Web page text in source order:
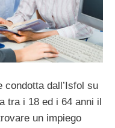
condotta dall’Isfol su
tra i 18 ed i 64 anni il
un impiego